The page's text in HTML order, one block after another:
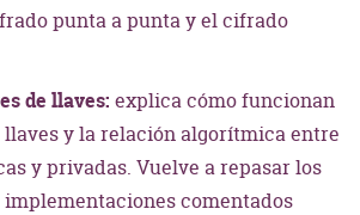
punta a punta y el cifrado
de llaves: explica cómo funcionan
llaves y la relación algorítmica entre
y privadas. Vuelve a repasar los
implementaciones comentados